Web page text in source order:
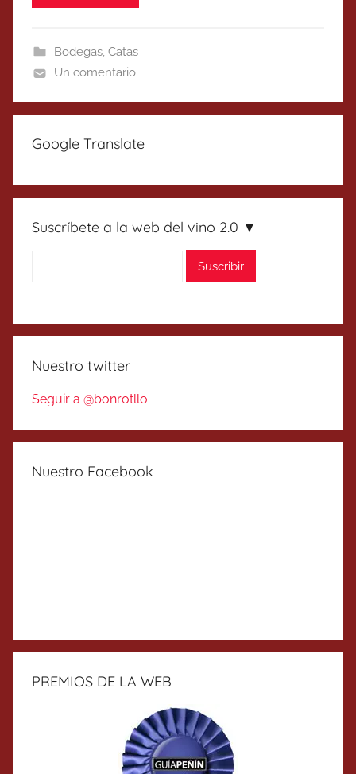
Bodegas, Catas
Un comentario
Google Translate
Suscríbete a la web del vino 2.0 ▼
Nuestro twitter
Seguir a @bonrotllo
Nuestro Facebook
PREMIOS DE LA WEB